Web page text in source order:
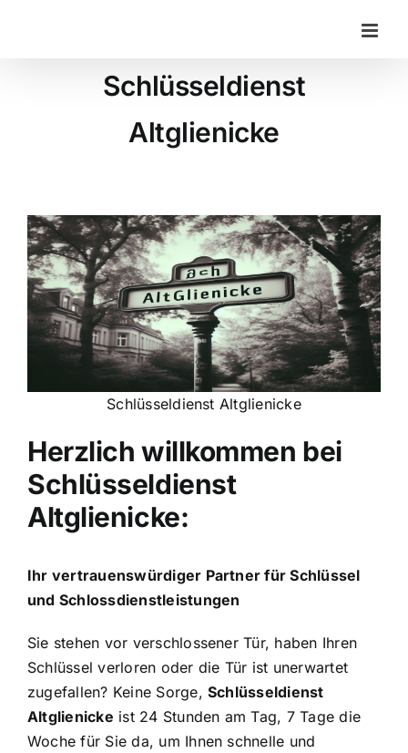
Schlüsseldienst
Altglienicke
Schlüsseldienst Altglienicke
Herzlich willkommen bei
Schlüsseldienst
Altglienicke:
Ihr vertrauenswürdiger Partner für Schlüssel
und Schlossdienstleistungen
Sie stehen vor verschlossener Tür, haben Ihren
Schlüssel verloren oder die Tür ist unerwartet
zugefallen? Keine Sorge,Schlüsseldienst
Altglienicke ist 24 Stunden am Tag, 7 Tage die
Woche für Sie da, um Ihnen schnelle und